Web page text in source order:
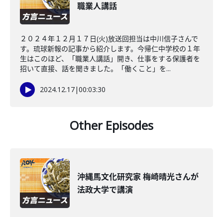
職業人講話
２０２４年１２月１７日(火)放送回担当は中川信子さんで
す。琉球新報の記事から紹介します。今帰仁中学校の１年
生はこのほど、「職業人講話」開き、仕事をする保護者を
招いて直接、話を聞きました。「働くこと」を...
2024.12.17|00:03:30
Other Episodes
沖縄馬文化研究家 梅崎晴光さんが
法政大学で講演